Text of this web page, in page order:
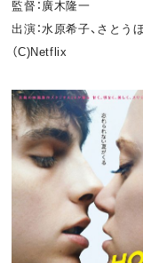
監督：廣木隆一
出演：水原希子、さと
（C)Netflix